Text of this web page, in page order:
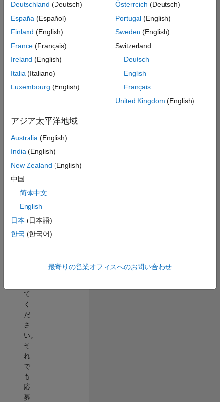
る
求
は
あ
り
ま
せ
ん。
範
囲
を
広
る
か、
す
て
の
求
て
く
だ
さ
い。
そ
れ
で
も
応
募
Deutschland (Deutsch)
España (Español)
Finland (English)
France (Français)
Ireland (English)
Italia (Italiano)
Luxembourg (English)
Österreich (Deutsch)
Portugal(English)
Sweden (English)
Switzerland
Deutsch
English
Français
United Kingdom (English)
アジア太平洋地域
Australia (English)
India (English)
New Zealand (English)
中国
简体中文
English
日本 (日本語)
한국 (한국어)
最寄りの営業オフィスへのお問い合わせ